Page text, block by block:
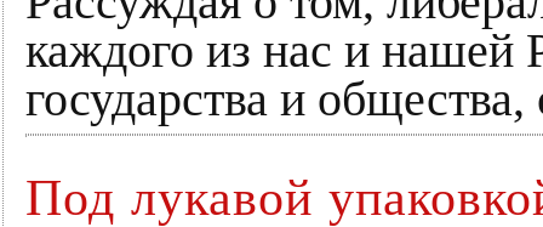
каждого из нас и нашей
государства и
Под лукавой